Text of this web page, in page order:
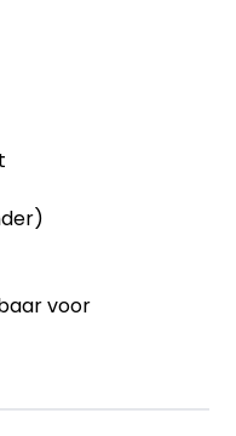
voor